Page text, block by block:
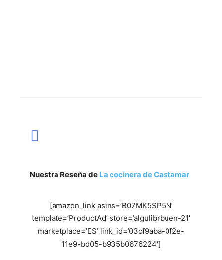
Nuestra Reseña de La cocinera de Castamar
[amazon_link asins=’B07MK5SP5N’
template=’ProductAd’ store=’algulibrbuen-21′
marketplace=’ES’ link_id=’03cf9aba-0f2e-
11e9-bd05-b935b0676224′]